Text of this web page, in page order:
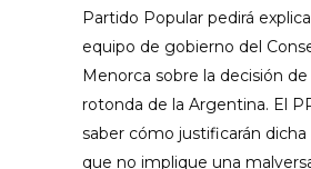
Partido Popular pedirá
equipo de gobierno del
Menorca sobre la decisión de
rotonda de la Argentina. El
saber cómo justificarán dicha
que no implique una